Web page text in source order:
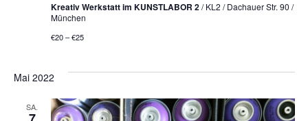
Kreativ Werkstatt im KUNSTLABOR 2/ KL2 / Dachauer Str. 90 /
München
€20 – €25
Mai 2022
SA.